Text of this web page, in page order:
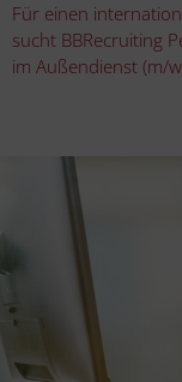
Für einen
sucht BBRecruiting
im Außendienst (m/